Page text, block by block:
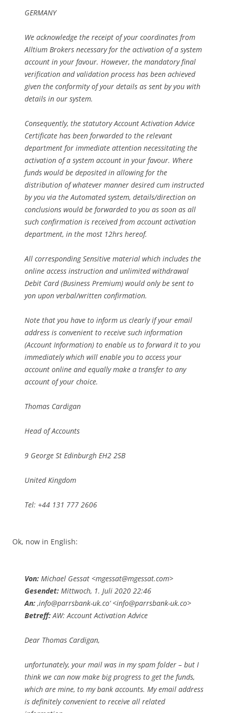
GERMANY
We acknowledge the receipt of your coordinates from
Alltium Brokers necessary for the activation of a system
account in your favour. However, the mandatory final
verification and validation process has been achieved
given the conformity of your details as sent by you with
details in our system.
Consequently, the statutory Account Activation Advice
Certificate has been forwarded to the relevant
department for immediate attention necessitating the
activation of a system account in your favour. Where
funds would be deposited in allowing for the
distribution of whatever manner desired cum instructed
by you via the Automated system, details/direction on
conclusions would be forwarded to you as soon as all
such confirmation is received from account activation
department, in the most 12hrs hereof.
All corresponding Sensitive material which includes the
online access instruction and unlimited withdrawal
Debit Card (Business Premium) would only be sent to
yon upon verbal/written confirmation.
Note that you have to inform us clearly if your email
address is convenient to receive such information
(Account Information) to enable us to forward it to you
immediately which will enable you to access your
account online and equally make a transfer to any
account of your choice.
Thomas Cardigan
Head of Accounts
9 George St Edinburgh EH2 2SB
United Kingdom
Tel: +44 131 777 2606
Ok, now in English:
Von: Michael Gessat <mgessat@mgessat.com>
Gesendet: Mittwoch, 1. Juli 2020 22:46
An: ‚info@parrsbank-uk.co‘ <info@parrsbank-uk.co>
Betreff: AW: Account Activation Advice
Dear Thomas Cardigan,
unfortunately, your mail was in my spam folder – but I
think we can now make big progress to get the funds,
which are mine, to my bank accounts. My email address
is definitely convenient to receive all related